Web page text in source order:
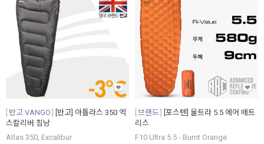
반고 VANGO
[반고] 아틀라스 350 엑
스칼리버 침낭
Atlas 350, Excalibur
브랜드
[포스텐] 울트라 5.5 에어 매트
리스
F10 Ultra 5.5 - Burnt Orange